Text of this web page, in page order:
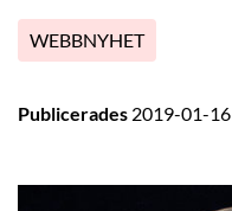
WEBBNYHET
Publicerades 2019-01-16